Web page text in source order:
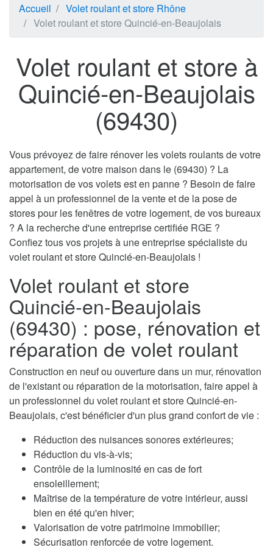
Accueil
Volet roulant et store Rhône
Volet roulant et store Quincié-en-Beaujolais
Volet roulant et store à
Quincié-en-Beaujolais
(69430)
Vous prévoyez de faire rénover les volets roulants de votre
appartement, de votre maison dans le (69430) ? La
motorisation de vos volets est en panne ? Besoin de faire
appel à un professionnel de la vente et de la pose de
stores pour les fenêtres de votre logement, de vos bureaux
? A la recherche d'une entreprise certifiée RGE ?
Confiez tous vos projets à une entreprise spécialiste du
volet roulant et store Quincié-en-Beaujolais !
Volet roulant et store
Quincié-en-Beaujolais
(69430) : pose, rénovation et
réparation de volet roulant
Construction en neuf ou ouverture dans un mur, rénovation
de l'existant ou réparation de la motorisation, faire appel à
un professionnel du volet roulant et store Quincié-en-
Beaujolais, c'est bénéficier d'un plus grand confort de vie :
Réduction des nuisances sonores extérieures;
Réduction du vis-à-vis;
Contrôle de la luminosité en cas de fort
ensoleillement;
Maîtrise de la température de votre intérieur, aussi
bien en été qu'en hiver;
Valorisation de votre patrimoine immobilier;
Sécurisation renforcée de votre logement.